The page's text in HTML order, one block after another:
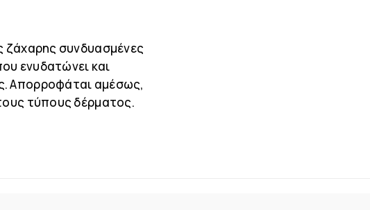
ζάχαρης συνδυασμένες
ενυδατώνει και
Απορροφάται αμέσως,
τύπους δέρματος.